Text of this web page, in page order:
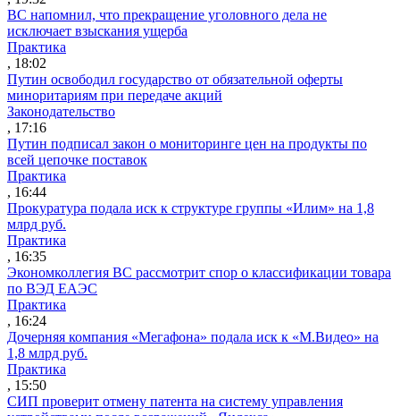
ВС напомнил, что прекращение уголовного дела не
исключает взыскания ущерба
Практика
, 18:02
Путин освободил государство от обязательной оферты
миноритариям при передаче акций
Законодательство
, 17:16
Путин подписал закон о мониторинге цен на продукты по
всей цепочке поставок
Практика
, 16:44
Прокуратура подала иск к структуре группы «Илим» на 1,8
млрд руб.
Практика
, 16:35
Экономколлегия ВС рассмотрит спор о классификации товара
по ВЭД ЕАЭС
Практика
, 16:24
Дочерняя компания «Мегафона» подала иск к «М.Видео» на
1,8 млрд руб.
Практика
, 15:50
СИП проверит отмену патента на систему управления